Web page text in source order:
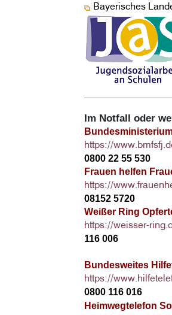
Bayerisches
Im Notfall oder
https://
0800 22 55 530
Frauen helfen
https://
08152 5720
Weißer Ring
https://weisser-
116 006
Bundesweites
https://
0800 116 016
Heimwegtelefon